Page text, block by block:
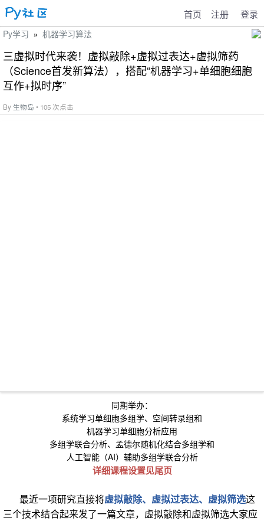
首页 注册 登录
Py学习 » 机器学习算法
三虚拟时代来袭！虚拟敲除+虚拟过表达+虚拟筛药
（Science首发新算法），搭配“机器学习+单细胞细胞
互作+拟时序”
By 生物岛 • 105 次点击
同期举办：
系统学习单细胞多组学、空间转录组和
机器学习单细胞分析应用
多组学联合分析、孟德尔随机化结合多组学和
人工智能（AI）辅助多组学联合分析
详细课程设置见尾页
最近一项研究直接将虚拟敲除、虚拟过表达、虚拟筛选这
三个技术结合起来发了一篇文章，虚拟敲除和虚拟筛选大家应